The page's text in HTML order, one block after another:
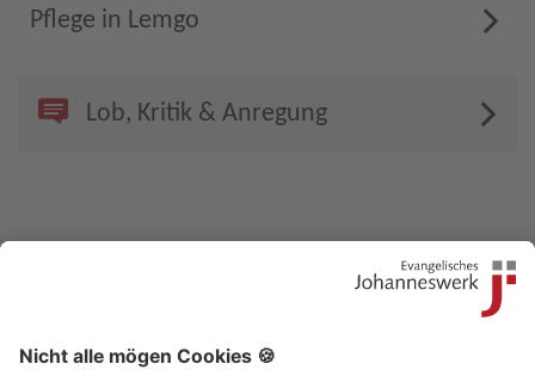
Pflege in Lemgo
Lob, Kritik & Anregung